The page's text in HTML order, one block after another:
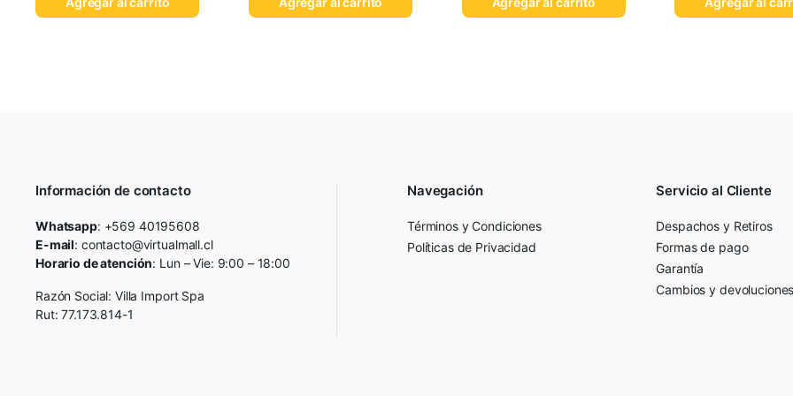
Información de contacto
Whatsapp: +569 40195608
E-mail: contacto@virtualmall.cl
Horario de atención: Lun – Vie: 9:00 – 18:00
Razón Social: Villa Import Spa
Rut: 77.173.814-1
Navegación
Términos y Condiciones
Políticas de Privacidad
Servicio al Cliente
Despachos y Retiros
Formas de pago
Garantía
Cambios y devoluciones